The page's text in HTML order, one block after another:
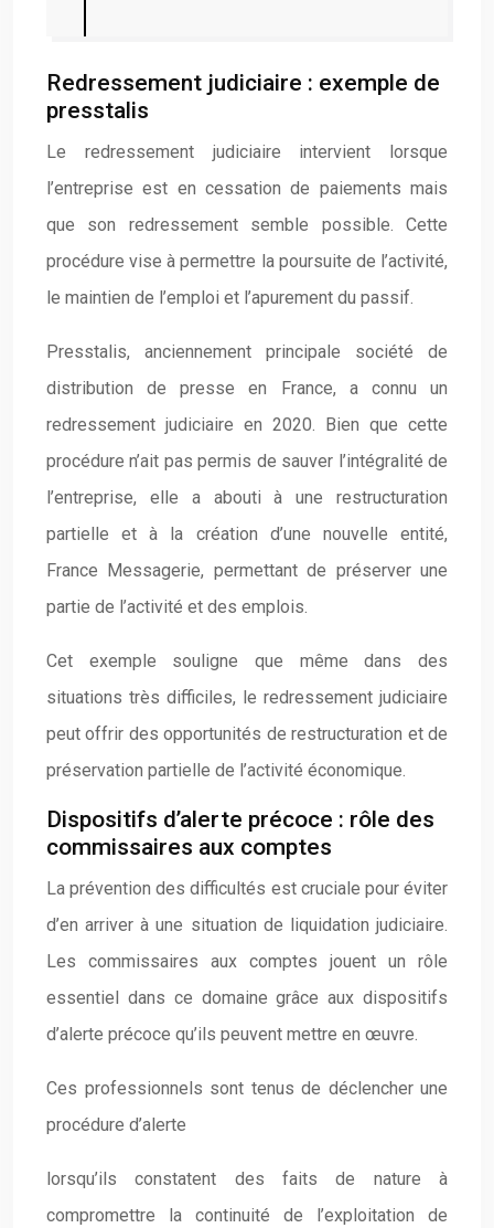
Redressement judiciaire : exemple de
presstalis
Le redressement judiciaire intervient lorsque
l’entreprise est en cessation de paiements mais
que son redressement semble possible. Cette
procédure vise à permettre la poursuite de l’activité,
le maintien de l’emploi et l’apurement du passif.
Presstalis, anciennement principale société de
distribution de presse en France, a connu un
redressement judiciaire en 2020. Bien que cette
procédure n’ait pas permis de sauver l’intégralité de
l’entreprise, elle a abouti à une restructuration
partielle et à la création d’une nouvelle entité,
France Messagerie, permettant de préserver une
partie de l’activité et des emplois.
Cet exemple souligne que même dans des
situations très difficiles, le redressement judiciaire
peut offrir des opportunités de restructuration et de
préservation partielle de l’activité économique.
Dispositifs d’alerte précoce : rôle des
commissaires aux comptes
La prévention des difficultés est cruciale pour éviter
d’en arriver à une situation de liquidation judiciaire.
Les commissaires aux comptes jouent un rôle
essentiel dans ce domaine grâce aux dispositifs
d’alerte précoce qu’ils peuvent mettre en œuvre.
Ces professionnels sont tenus de déclencher une
procédure d’alerte
lorsqu’ils constatent des faits de nature à
compromettre la continuité de l’exploitation de